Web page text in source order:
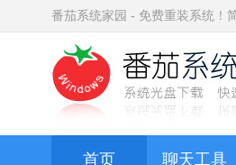
番茄系统家园 - 免费重装系统！
首页 聊天工具